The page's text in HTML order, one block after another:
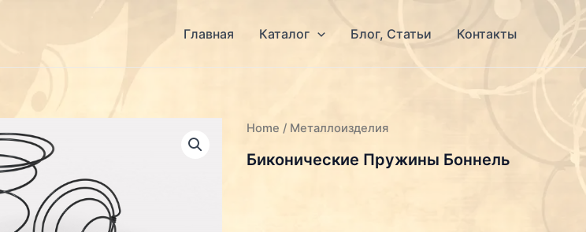
Главная Каталог Блог, Статьи Контакты
Home / Металлоизделия
Биконические Пружины Боннель